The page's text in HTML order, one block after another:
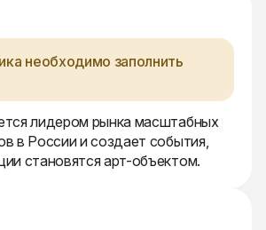
необходимо заполнить
лидером рынка масштабных
в России и создает события,
становятся арт-объектом.